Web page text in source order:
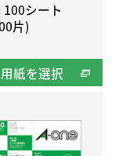
100シート
片)
用紙を選択